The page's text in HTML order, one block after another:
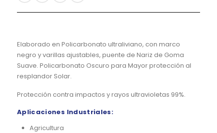
Elaborado en Policarbonato ultraliviano, con marco
negro y varillas ajustables, puente de Nariz de Goma
Suave. Policarbonato Oscuro para Mayor protección al
resplandor Solar.
Protección contra impactos y rayos ultravioletas 99%.
Aplicaciones Industriales:
Agricultura